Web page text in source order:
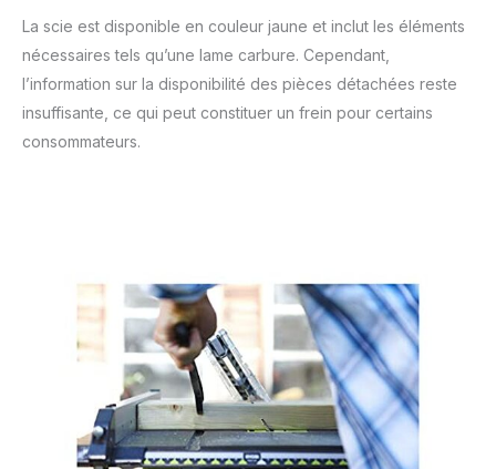
La scie est disponible en couleur jaune et inclut les éléments
nécessaires tels qu’une lame carbure. Cependant,
l’information sur la disponibilité des pièces détachées reste
insuffisante, ce qui peut constituer un frein pour certains
consommateurs.